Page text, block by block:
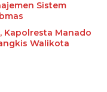
Sistem
Kapolresta Manado
Walikota